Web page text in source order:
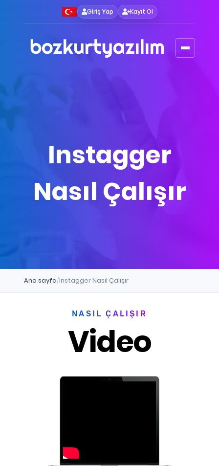
Giriş Yap Kayıt Ol
Instagger
Nasıl Çalışır
Ana sayfa Instagger Nasıl Çalışır
NASIL ÇALIŞIR
Video